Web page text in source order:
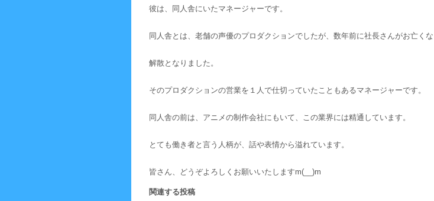
彼は、同人舎にいたマネージャーです。
同人舎とは、老舗の声優のプロダクションでしたが、数年前に社長さんがお亡くな
解散となりました。
そのプロダクションの営業を１人で仕切っていたこともあるマネージャーです。
同人舎の前は、アニメの制作会社にもいて、この業界には精通しています。
とても働き者と言う人柄が、話や表情から溢れています。
皆さん、どうぞよろしくお願いいたしますm(__)m
関連する投稿